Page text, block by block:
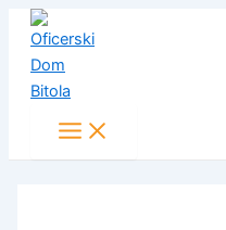
Skip
content
Post
navigation